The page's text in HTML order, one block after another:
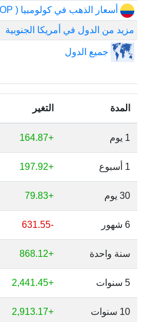
أسعار الذهب في كولومبيا ( COP)
مزيد من الدول في أمريكا الجنوبية
جميع الدول
المدة التغير
1 يوم +164.87
1 أسبوع +197.92
30 يوم +79.83
6 شهور -631.55
سنة واحدة +868.12
5 سنوات +2,441.45
10 سنوات +2,913.17